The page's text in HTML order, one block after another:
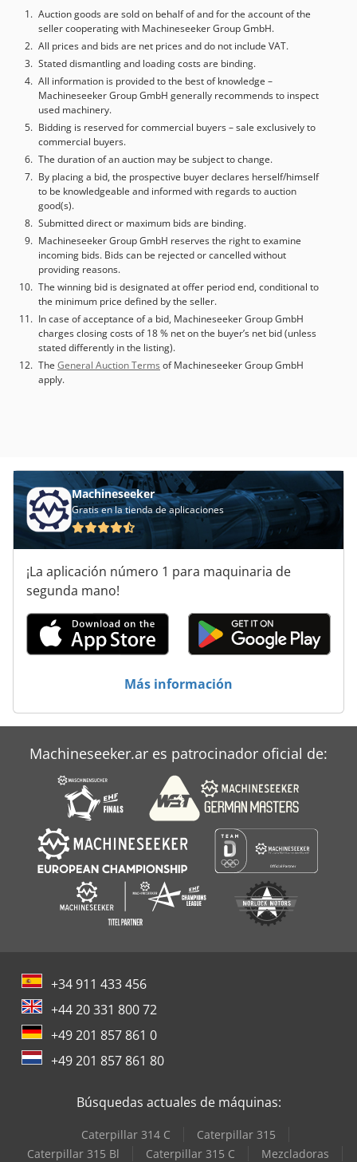
Auction goods are sold on behalf of and for the account of the
seller cooperating with Machineseeker Group GmbH.
All prices and bids are net prices and do not include VAT.
Stated dismantling and loading costs are binding.
All information is provided to the best of knowledge –
Machineseeker Group GmbH generally recommends to inspect
used machinery.
Bidding is reserved for commercial buyers – sale exclusively to
commercial buyers.
The duration of an auction may be subject to change.
By placing a bid, the prospective buyer declares herself/himself
to be knowledgeable and informed with regards to auction
good(s).
Submitted direct or maximum bids are binding.
Machineseeker Group GmbH reserves the right to examine
incoming bids. Bids can be rejected or cancelled without
providing reasons.
The winning bid is designated at offer period end, conditional to
the minimum price defined by the seller.
In case of acceptance of a bid, Machineseeker Group GmbH
charges closing costs of 18 % net on the buyer’s net bid (unless
stated differently in the listing).
The General Auction Terms of Machineseeker Group GmbH
apply.
Machineseeker
Gratis en la tienda de aplicaciones
¡La aplicación número 1 para maquinaria de
segunda mano!
Más información
Machineseeker.ar es patrocinador oficial de:
+34 911 433 456
+44 20 331 800 72
+49 201 857 861 0
+49 201 857 861 80
Búsquedas actuales de máquinas:
Caterpillar 314 C
Caterpillar 315
Caterpillar 315 Bl
Caterpillar 315 C
Mezcladoras